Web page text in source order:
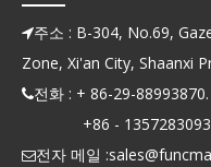
주소 : B-304, No.69,
Zone, Xi'an City, Shaanxi
전화 : + 86-29-88993870.
+86 -
전자 메일 :